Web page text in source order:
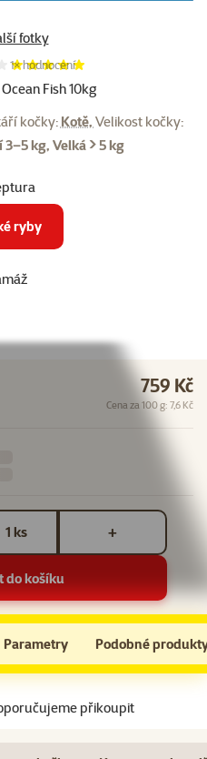
Fish 10kg
Hodnocení 100%, počet hodnocení:
1×hodnocení
kočky: Kotě, Velikost kočky:
kg, Velká > 5 kg
ryby
759 Kč
Cena za 100 g: 7,6 Kč
ks +
do košíku
fotky
Parametry Podobné
přikoupit